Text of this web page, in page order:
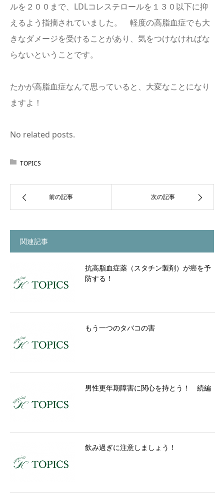
ルを２００まで、LDLコレステロールを１３０以下に抑
えるよう指摘されていました。 軽度の高脂血症でも大
きなダメージを受けることがあり、気をつけなければな
らないということです。
たかが高脂血症なんて思っていると、大変なことになり
ますよ！
No related posts.
TOPICS
前の記事 次の記事
関連記事
抗高脂血症薬（スタチン製剤）が癌を予
防する！
もう一つのタバコの害
男性更年期障害に関心を持とう！ 続編
飲み過ぎに注意しましょう！